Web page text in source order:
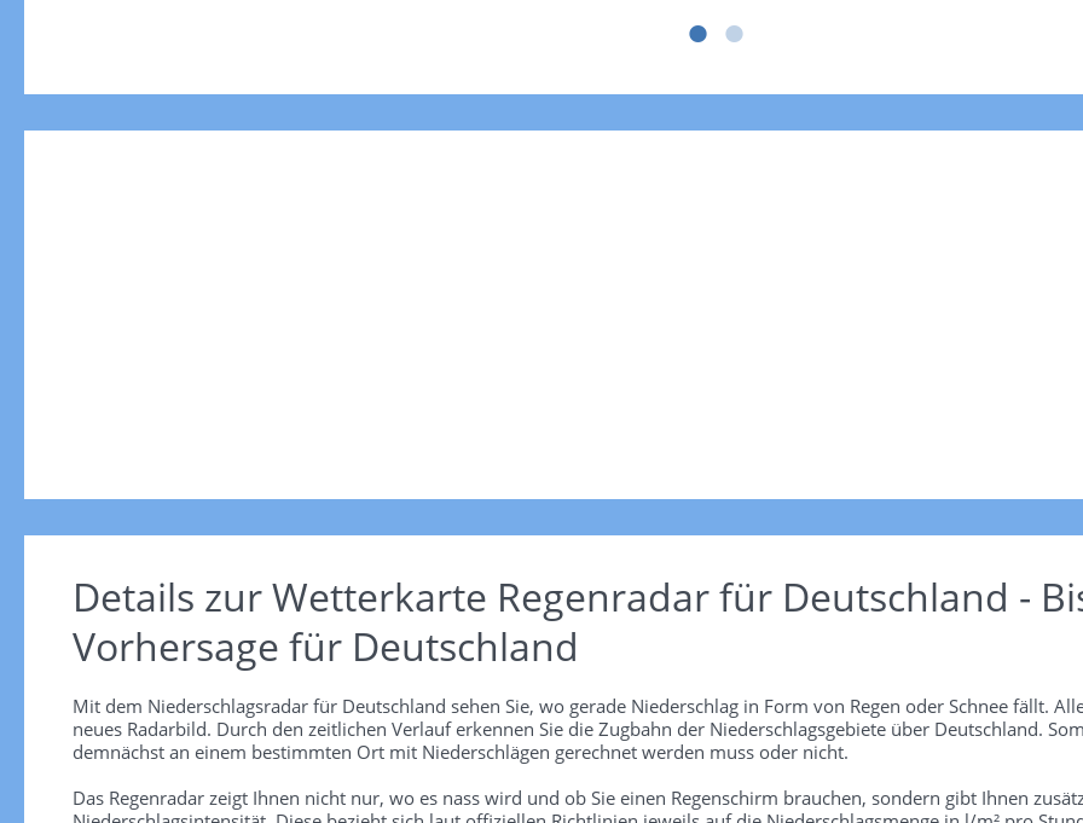
Details zur Wetterkarte Regenradar für Deutschland -
Vorhersage für Deutschland
Mit dem Niederschlagsradar für Deutschland sehen Sie, wo gerade Niederschlag in Form von Regen oder Schnee fällt.
neues Radarbild. Durch den zeitlichen Verlauf erkennen Sie die Zugbahn der Niederschlagsgebiete über Deutschland.
demnächst an einem bestimmten Ort mit Niederschlägen gerechnet werden muss oder nicht.
Das Regenradar zeigt Ihnen nicht nur, wo es nass wird und ob Sie einen Regenschirm brauchen, sondern gibt Ihnen